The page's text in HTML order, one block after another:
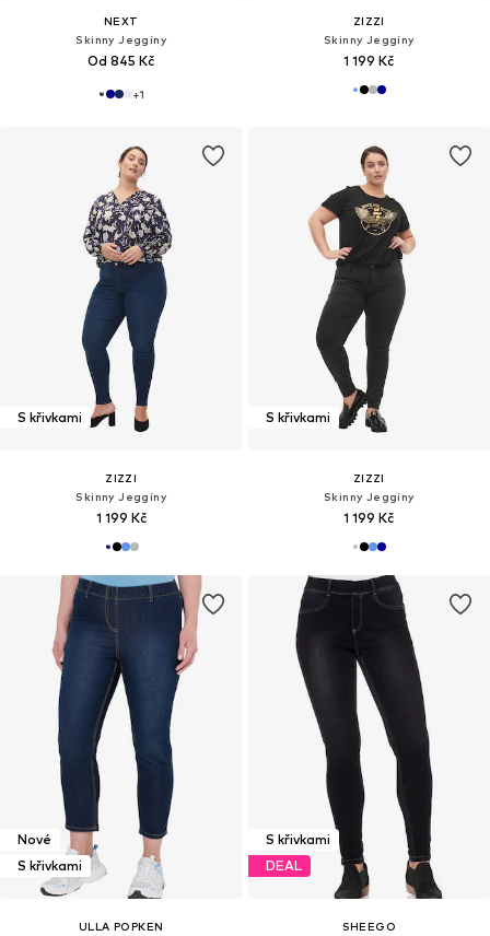
NEXT
Skinny Jeggíny
Od 845 Kč
+1
ZIZZI
Skinny Jeggíny
1 199 Kč
S křivkami
ZIZZI
Skinny Jeggíny
1 199 Kč
S křivkami
ZIZZI
Skinny Jeggíny
1 199 Kč
Nové
S křivkami
ULLA POPKEN
S křivkami
DEAL
SHEEGO